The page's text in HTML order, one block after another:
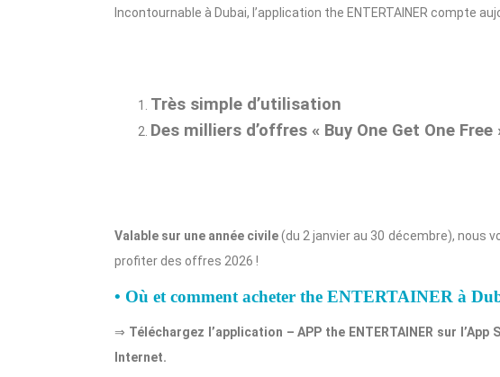
Incontournable à Dubai, l’application the ENTERTAINER compte
Très simple d’utilisation
Des milliers d’offres « Buy One Get One
Valable sur une année civile(du 2 janvier au 30 décembre), nous
profiter des offres 2026 !
• Où et comment acheter the ENTERTAINER à
⇒ Téléchargez l’application – APP the ENTERTAINER sur
Internet.